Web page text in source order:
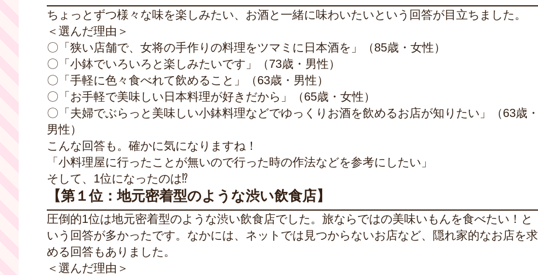
ちょっとずつ様々な味を楽しみたい、お酒と一緒に味わいたいという回答が目立ちました。
＜選んだ理由＞
〇「狭い店舗で、女将の手作りの料理をツマミに日本酒を」（85歳・女性）
〇「小鉢でいろいろと楽しみたいです」（73歳・男性）
〇「手軽に色々食べれて飲めること」（63歳・男性）
〇「お手軽で美味しい日本料理が好きだから」（65歳・女性）
〇「夫婦でぶらっと美味しい小鉢料理などでゆっくりお酒を飲めるお店が知りたい」（63歳・
男性）
こんな回答も。確かに気になりますね！
「小料理屋に行ったことが無いので行った時の作法などを参考にしたい」
そして、1位になったのは⁉
【第１位：地元密着型のような渋い飲食店】
圧倒的1位は地元密着型のような渋い飲食店でした。旅ならではの美味いもんを食べたい！と
いう回答が多かったです。なかには、ネットでは見つからないお店など、隠れ家的なお店を求
める回答もありました。
＜選んだ理由＞